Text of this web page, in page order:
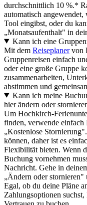
durchschnittlich 10 %.*
automatisch
Tool eingibst, oder du
„Monatsaufenthalt" in
Kann ich eine
Mit dem Reiseplanervon
Gruppenreisen einfach
oder eine große Gruppe
zusammenarbeiten,
abstimmen und
Kann ich meine
hier ändern oder
Um Hochkirch-
finden, verwende einfach
„Kostenlose
können, daher ist es
Flexibilität bieten. Wenn
Buchung vornehmen
Nachricht. Gehe in
„Ändern oder stornieren"
Egal, ob du deine Pläne
Zahlungsoptionen